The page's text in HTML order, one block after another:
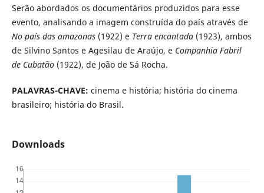
Serão abordados os documentários produzidos para esse
evento, analisando a imagem construída do país através de
No país das amazonas (1922) e Terra encantada (1923), ambos
de Silvino Santos e Agesilau de Araújo, e Companhia Fabril
de Cubatão (1922), de João de Sá Rocha.
PALAVRAS-CHAVE: cinema e história; história do cinema
brasileiro; história do Brasil.
Downloads